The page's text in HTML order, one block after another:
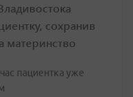
сохранив
материнство
пациентка уже